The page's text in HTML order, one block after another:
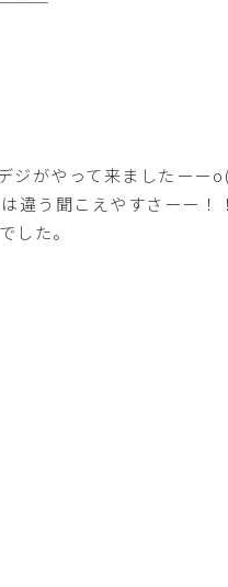
ジがやって来ましたーー
違う聞こえやすさーー
した。